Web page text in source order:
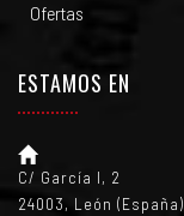
Ofertas
ESTAMOS EN
C/ García I, 2
24003, León (España)